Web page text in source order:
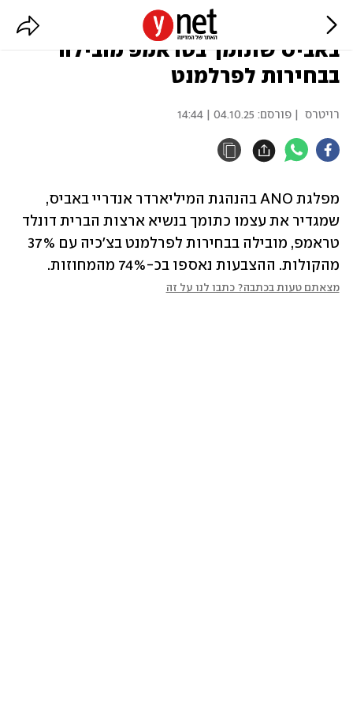
צ'כיה: מפלגתו של המיליארדר
באביס שתומך בטראמפ מובילה
בבחירות לפרלמנט
רויטרס | פורסם: 04.10.25 | 14:44
מהקולות. ההצבעות נאספו בכ-74% מהמחוזות.
מצאתם טעות בכתבה? כתבו לנו על זה